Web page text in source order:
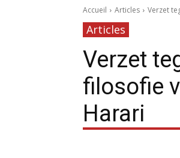
Accueil Articles Verzet
Articles
Verzet
filosofie
Harari